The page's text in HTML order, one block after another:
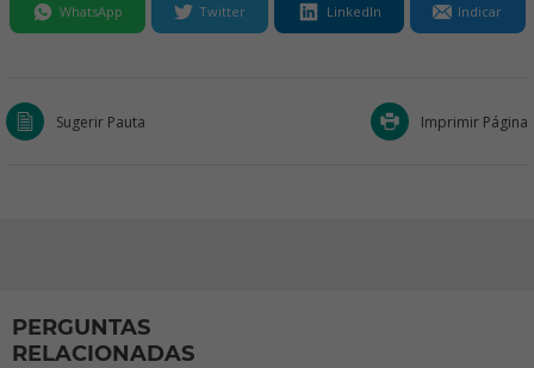
WhatsApp Twitter LinkedIn Indicar
Sugerir Pauta Imprimir Página
PERGUNTAS
RELACIONADAS